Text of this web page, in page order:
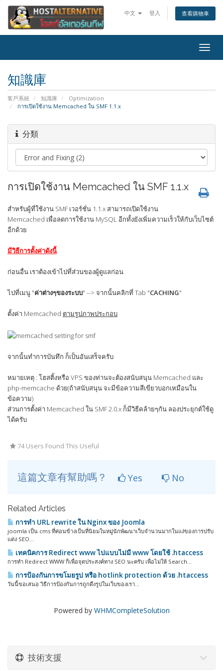
中文 登入 查看購物車
知識庫
客戶系統 知識庫
Optimization
การเปิดใช้งาน Memcached ใน SMF 1.1.x
分類
การเปิดใช้งาน Memcached ใน SMF 1.1.x
สำหรับผู้ที่ใช้งาน SMF เวอร์ชั่น 1.1.x สามารถเปิดใช้งาน
Memcached เพื่อลดการใช้งาน MySQL อีกทั้งยังเพิ่มความเร็วให้กับเว็บไซต์
อีกด้วย
มีวิธีการตั้งค่าดังนี้
ก่อนอื่น เราต้องเข้าไปที่ส่วนของผู้ดูแลก่อน
ไปที่เมนู "ค่าต่างๆของระบบ" --> จากนั้นคลิกที่ Tab "CACHING"
ตั้งค่า Memcached ตามรูปภาพประกอบ
จากนั้นทำการบันทึก ก็เป็นอันเสร็จครับ
หมายเหตุ : โฮสติ้งหรือ VPS ของท่านจะต้องสนับสนุน Memcached และ
php-memcache ด้วย(ถ้าสนับสนุน จะมีข้อความสีเขียวบอกเหมือนใน
ข้อความ)
ส่วนการตั้งค่า Memcached ใน SMF 2.0.x ก็มีวิธีคล้ายๆกัน ลองประยุกต์ใช้ดู
ได้ครับ
74 Users Found This Useful
這篇文章有幫助嗎？ Yes No
Related Articles
การทำ URL rewrite ใน Nginx ของ Joomla
joomla เป็น cms ที่ค่อนข้างเป็นที่นิยมในหมู่นักพัฒนาเว็บจำนวนมากในแง่ของการปรับ
แต่ง SEO...
เทคนิคการ Redirect www ไปแบบไม่มี www โดยใช้ .htaccess
การทำ Redirect WWW ก็เพื่อจุดประสงค์ทาง SEO นะครับ เพื่อไม่ให้ Search...
การป้องกันการขโมยรูป หรือ hotlink protection ด้วย .htaccess
วันนี้ขอเสนอ วิธีการป้องกันการถูกดึงรูปในเว็บของเรา...
Powered by WHMCompleteSolution
技術支援